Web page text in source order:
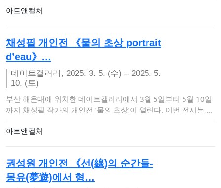
아트앤컬처
채성필 개인전 《물의 초상 portrait
d’eau》…
데이트갤러리, 2025. 3. 5. (수) – 2025. 5.
10. (토)
부산 해운대에 위치한 데이트갤러리에서 3월 5일부터 5월 10일
까지 채성필 작가의 개인전 ‘물의 초상’이 열린다. 이번 전시는 동
아트앤컬처
권성원 개인전 《선(線)의 순간들-
몽유(夢遊)에서 형…